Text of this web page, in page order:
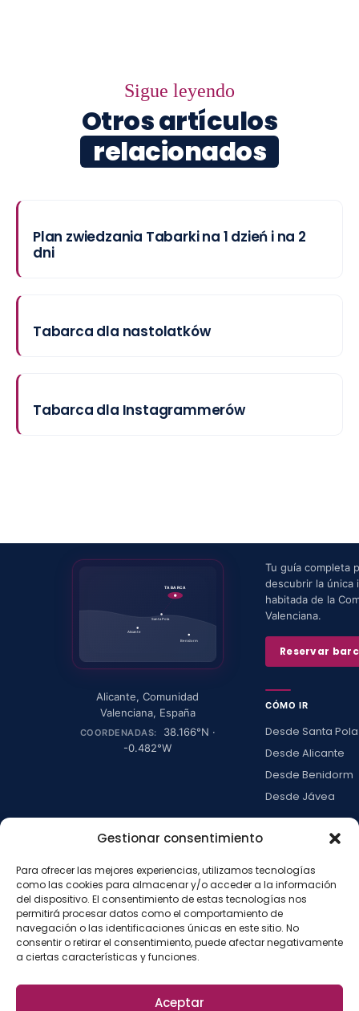
Gestionar consentimiento
Para ofrecer las mejores experiencias, utilizamos tecnologías
como las cookies para almacenar y/o acceder a la información
del dispositivo. El consentimiento de estas tecnologías nos
permitirá procesar datos como el comportamiento de
navegación o las identificaciones únicas en este sitio. No
consentir o retirar el consentimiento, puede afectar negativamente
a ciertas características y funciones.
Aceptar
Sigue leyendo
Otros artículos
relacionados
Plan zwiedzania Tabarki na 1 dzień i na 2
dni
Tabarca dla nastolatków
Tabarca dla Instagrammerów
TABARCA
Santa Pola
Alicante
Benidorm
Alicante,Comunidad
Valenciana, España
COORDENADAS: 38.166°N ·
-0.482°W
Tu guía completa
descubrir la única
habitada de la
Valenciana.
Reservar
CÓMO IR
Desde Santa Pola
Desde Alicante
Desde Benidorm
Desde Jávea
LA ISLA
Actividades
Blog
Con niños
Press kit